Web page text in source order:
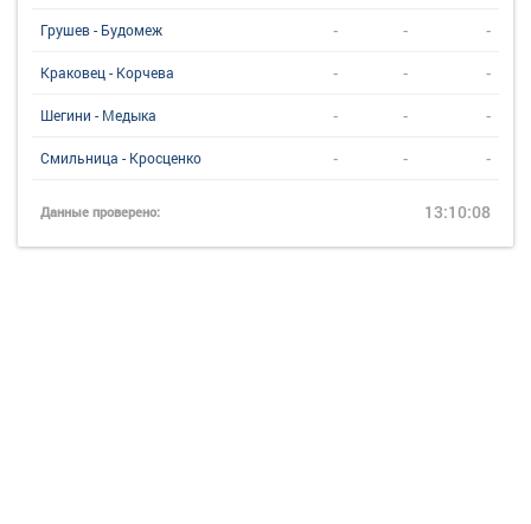
Грушев - Будомеж - - -
Краковец - Корчева - - -
Шегини - Медыка - - -
Смильница - Кросценко - - -
Данные проверено: 13:10:08